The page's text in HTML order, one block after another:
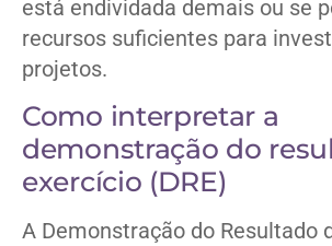
está endividada demais ou se
recursos suficientes para
projetos.
Como interpretar a
demonstração do
exercício (DRE)
A Demonstração do Resultado